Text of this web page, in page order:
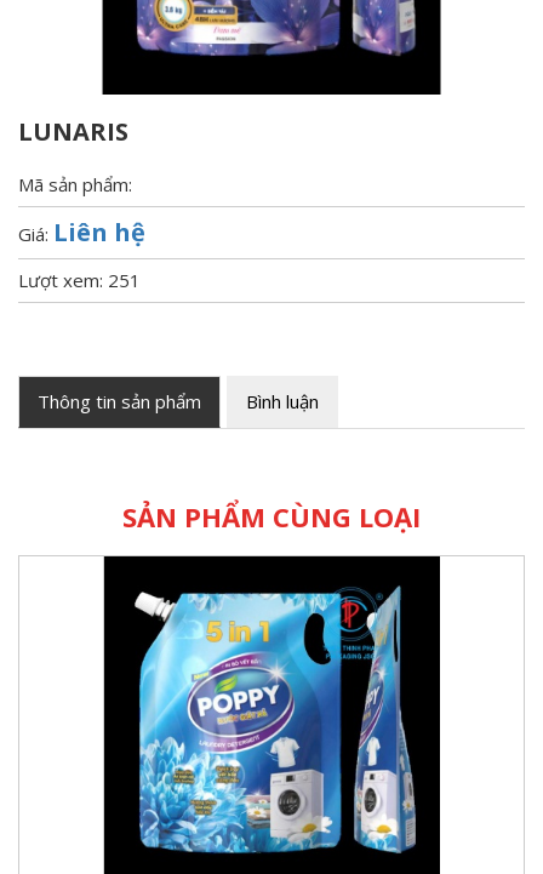
LUNARIS
Mã sản phẩm:
Giá: Liên hệ
Lượt xem: 251
Thông tin sản phẩm Bình luận
SẢN PHẨM CÙNG LOẠI